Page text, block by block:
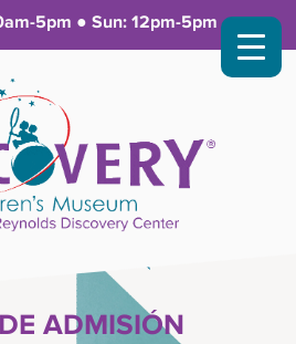
5pm ● Sun: 12pm-5pm
ADMISIÓN